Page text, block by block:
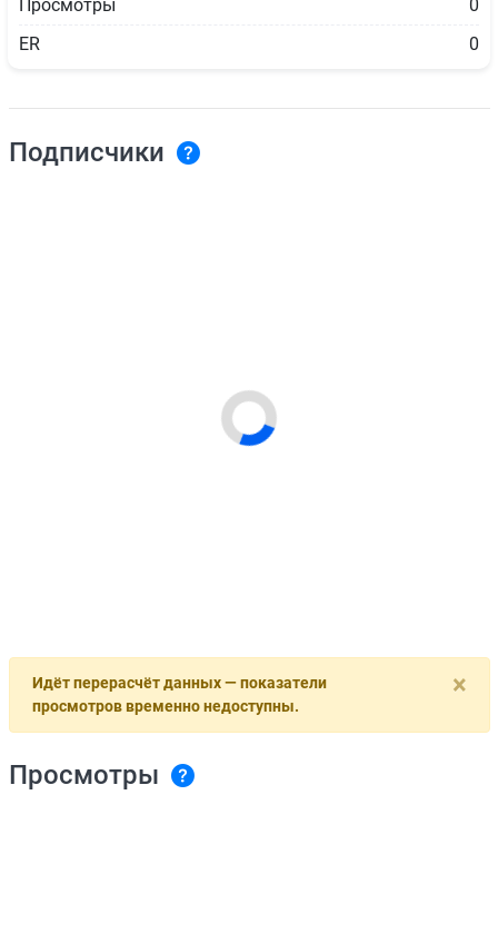
Просмотры
0
ER
0
Подписчики
×
Идёт перерасчёт данных — показатели
просмотров временно недоступны.
Просмотры